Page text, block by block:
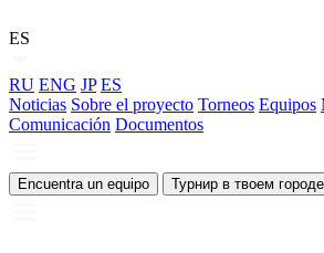
ES
RU ENG JP ES
Noticias Sobre el proyecto Torneos Equipos
Comunicación Documentos
Encuentra un equipo Турнир в твоем городе